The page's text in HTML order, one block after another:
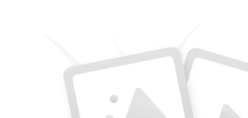
Ferastraie metal cu banda si taiere
dubla semiautomate
Ferastraie prelucrare metal cu
banda si taiere dubla